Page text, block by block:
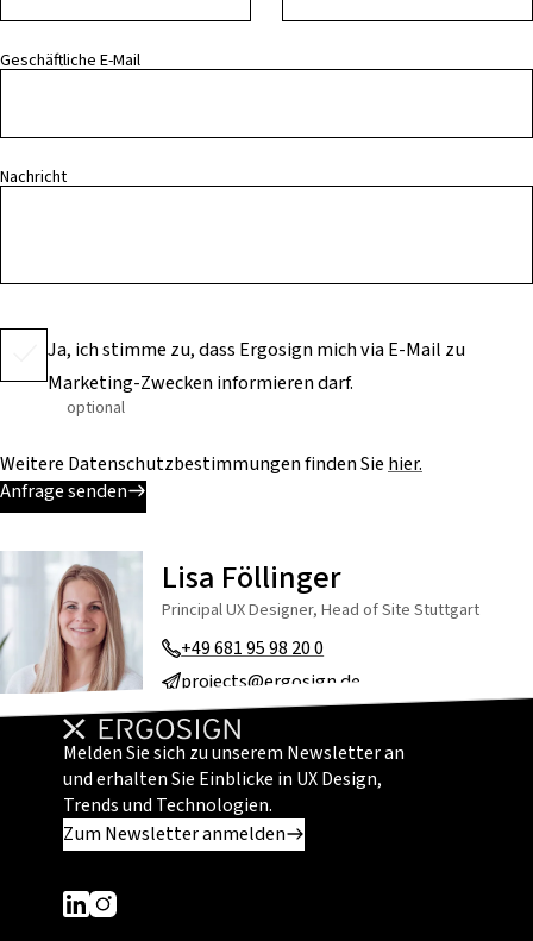
Geschäftliche E-Mail
Nachricht
Ja, ich stimme zu, dass Ergosign mich via E-Mail zu
Marketing-Zwecken informieren darf.
optional
Weitere Datenschutzbestimmungen finden Sie hier.
Anfrage senden
Lisa Föllinger
Principal UX Designer, Head of Site Stuttgart
+49 681 95 98 20 0
projects@ergosign.de
Melden Sie sich zu unserem Newsletter an
und erhalten Sie Einblicke in UX Design,
Trends und Technologien.
Zum Newsletter anmelden
Dieser Link führt zu einer externen Seite
Dieser Link führt zu einer externen Seite